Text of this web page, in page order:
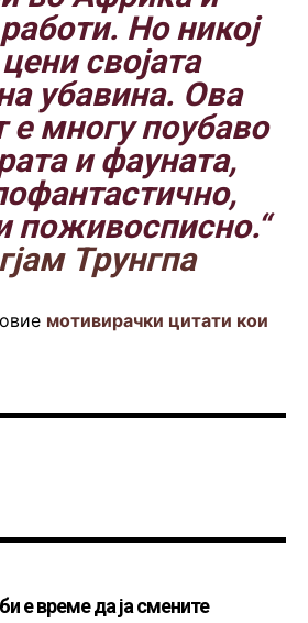
Но никој
цени својата
убавина. Ова
е многу поубаво
и фауната,
поживосписно.“
Трунгпа
мотивирачки цитати кои
е време да ја смените